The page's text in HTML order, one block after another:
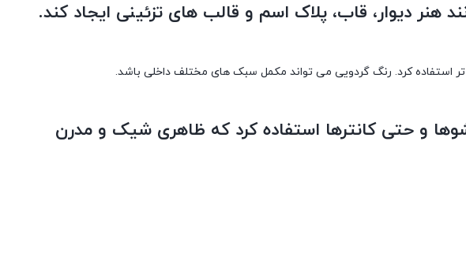
دیوار، قاب، پلاک اسم و قالب های تزئینی ایجاد کند.
تر استفاده کرد. رنگ گردویی می تواند مکمل سبک های مختلف داخلی باشد.
کابینت ها، جلوی کشوها و حتی کانترها استفاده کرد که ظاهری شیک و مدرن